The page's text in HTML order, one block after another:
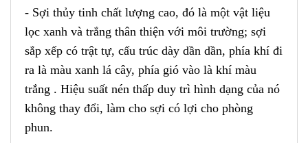
- Sợi thủy tinh chất lượng cao, đó là một vật liệu
lọc xanh và trắng thân thiện với môi trường; sợi
sắp xếp có trật tự, cấu trúc dày dần dần, phía khí đi
ra là màu xanh lá cây, phía gió vào là khí màu
trắng . Hiệu suất nén thấp duy trì hình dạng của nó
không thay đổi, làm cho sợi có lợi cho phòng
phun.